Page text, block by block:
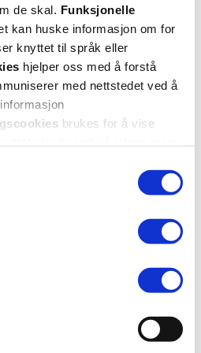
de skal. Funksjonelle
kan huske informasjon om for
knyttet til språk eller
hjelper oss med å forstå
med nettstedet ved å
brukes for å vise
Kjøp
Spot the Difference Blemish
15 ml